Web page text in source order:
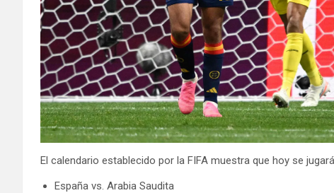
El calendario establecido por la FIFA muestra que hoy se
España vs. Arabia Saudita